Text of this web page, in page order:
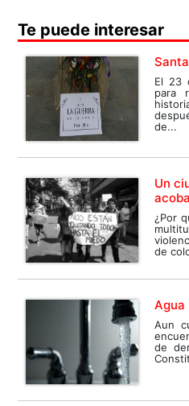
Te puede interesar
El 23
para
de...
Un
¿Por
de
Agua
Aun
de